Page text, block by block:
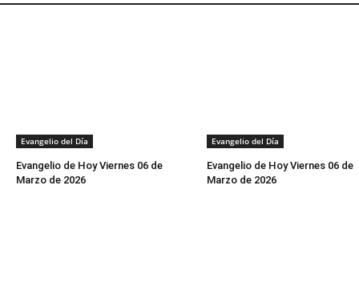
Evangelio del Día
Evangelio de Hoy Viernes 06 de
Marzo de 2026
Evangelio del Día
Evangelio de Hoy Viernes 06 de
Marzo de 2026